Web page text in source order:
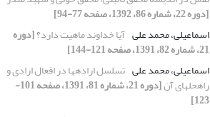
[دوره 22، شماره 86، 1392، صفحه 77-94]
اسماعیلی، محمد علی آیا خداوند ماهیت دارد؟[دوره
21، شماره 82، 1391، صفحه 121-144]
اسماعیلی، محمد علی تسلسل اراده‏ها در افعال ارادی و
راه‏حل‏های آن [دوره 21، شماره 81، 1391، صفحه 101-
123]